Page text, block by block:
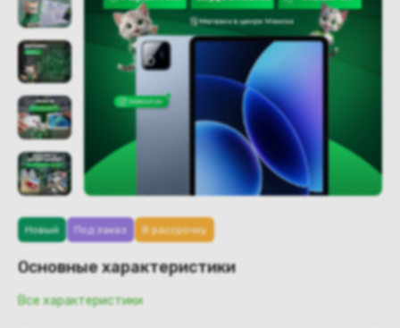
Новый Под заказ В рассрочку
Основные характеристики
Все характеристики